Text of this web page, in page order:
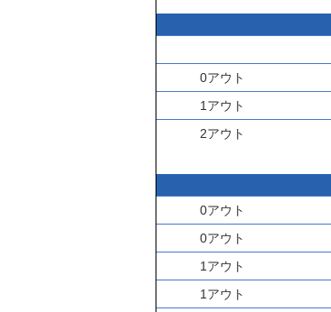
0アウト
1アウト
2アウト
0アウト
0アウト
1アウト
1アウト